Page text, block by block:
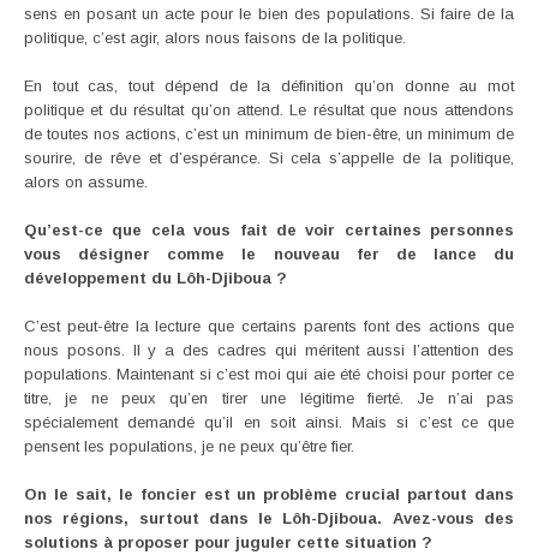
sens en posant un acte pour le bien des populations. Si faire de la
politique, c’est agir, alors nous faisons de la politique.
En tout cas, tout dépend de la définition qu’on donne au mot
politique et du résultat qu’on attend. Le résultat que nous attendons
de toutes nos actions, c’est un minimum de bien-être, un minimum de
sourire, de rêve et d’espérance. Si cela s’appelle de la politique,
alors on assume.
Qu’est-ce que cela vous fait de voir certaines personnes
vous désigner comme le nouveau fer de lance du
développement du Lôh-Djiboua ?
C’est peut-être la lecture que certains parents font des actions que
nous posons. Il y a des cadres qui méritent aussi l’attention des
populations. Maintenant si c’est moi qui aie été choisi pour porter ce
titre, je ne peux qu’en tirer une légitime fierté. Je n’ai pas
spécialement demandé qu’il en soit ainsi. Mais si c’est ce que
pensent les populations, je ne peux qu’être fier.
On le sait, le foncier est un problème crucial partout dans
nos régions, surtout dans le Lôh-Djiboua. Avez-vous des
solutions à proposer pour juguler cette situation ?